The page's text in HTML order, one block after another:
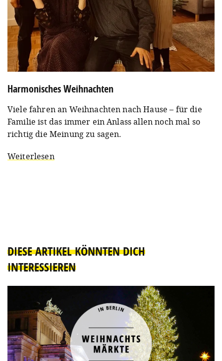
Harmonisches Weihnachten
Viele fahren an Weihnachten nach Hause – für die
Familie ist das immer ein Anlass allen noch mal so
richtig die Meinung zu sagen.
Weiterlesen
DIESE ARTIKEL KÖNNTEN DICH
INTERESSIEREN